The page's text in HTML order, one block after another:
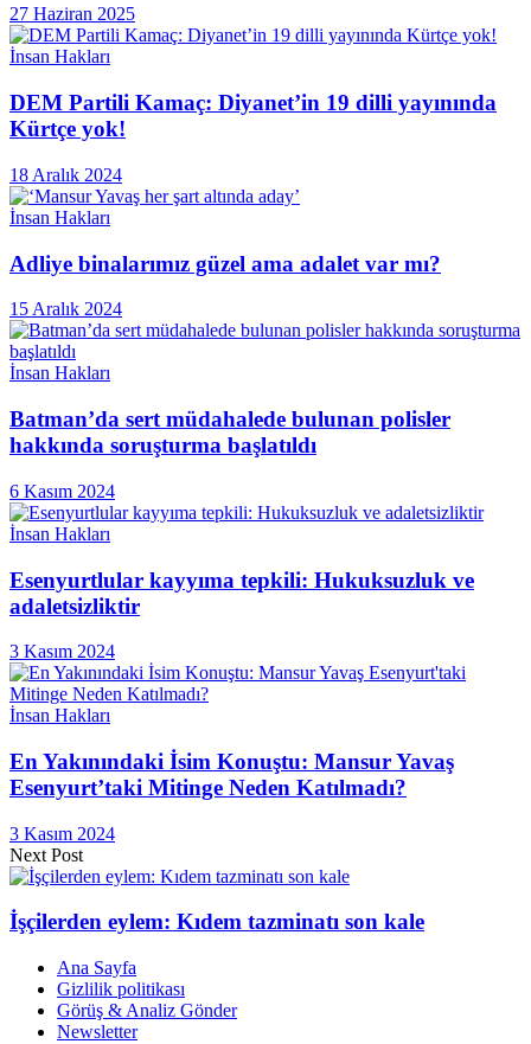
27 Haziran 2025
İnsan Hakları
DEM Partili Kamaç: Diyanet’in 19 dilli yayınında
Kürtçe yok!
18 Aralık 2024
İnsan Hakları
Adliye binalarımız güzel ama adalet var mı?
15 Aralık 2024
İnsan Hakları
Batman’da sert müdahalede bulunan polisler
hakkında soruşturma başlatıldı
6 Kasım 2024
İnsan Hakları
Esenyurtlular kayyıma tepkili: Hukuksuzluk ve
adaletsizliktir
3 Kasım 2024
İnsan Hakları
En Yakınındaki İsim Konuştu: Mansur Yavaş
Esenyurt’taki Mitinge Neden Katılmadı?
3 Kasım 2024
Next Post
İşçilerden eylem: Kıdem tazminatı son kale
Ana Sayfa
Gizlilik politikası
Görüş & Analiz Gönder
Newsletter